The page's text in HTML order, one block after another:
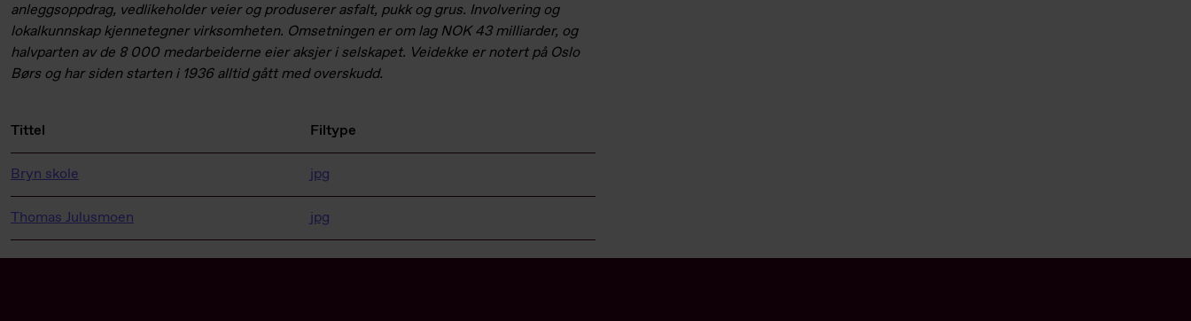
anleggsoppdrag, vedlikeholder veier og produserer asfalt, pukk og grus. Involvering og
lokalkunnskap kjennetegner virksomheten. Omsetningen er om lag NOK 43 milliarder, og
halvparten av de 8 000 medarbeiderne eier aksjer i selskapet. Veidekke er notert på Oslo
Børs og har siden starten i 1936 alltid gått med overskudd.
Tittel Filtype
Bryn skole jpg
Thomas Julusmoen jpg